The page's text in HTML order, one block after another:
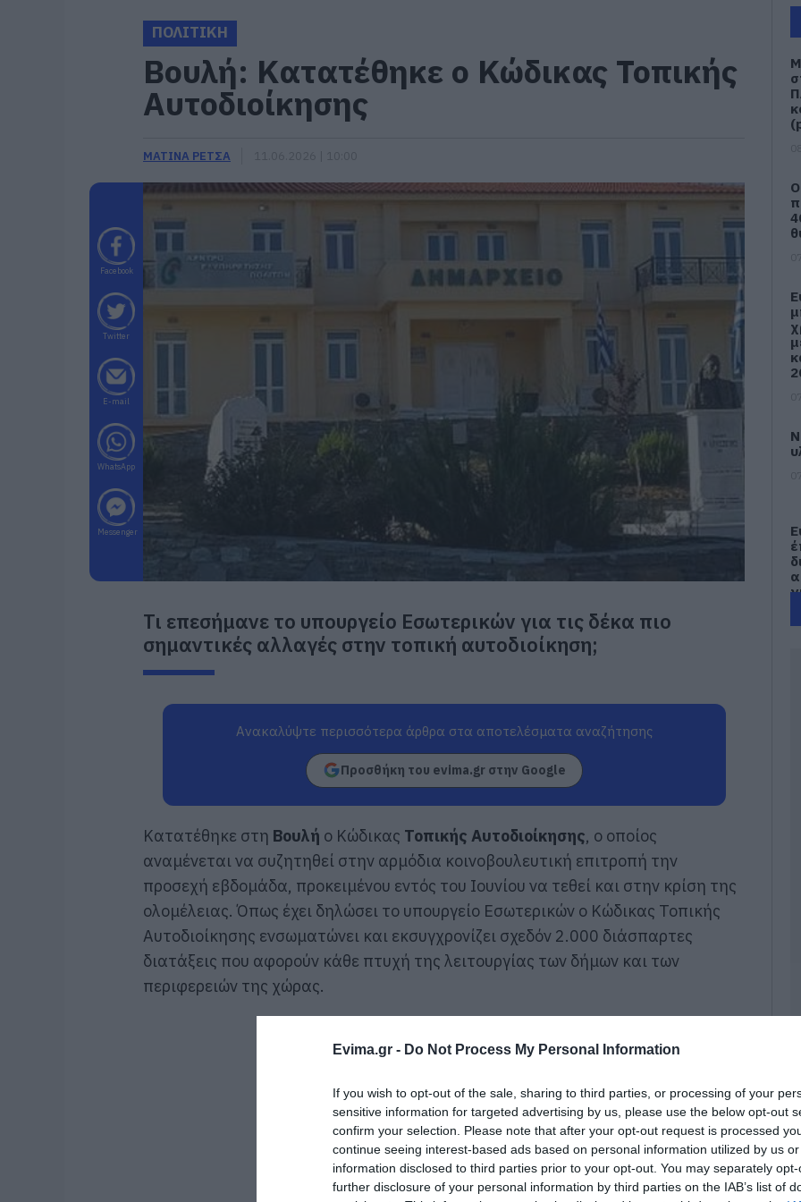
Evima.gr - Do Not Process My Personal Information
If you wish to opt-out of the sale, sharing to third parties, or processing of your
sensitive information for targeted advertising by us, please use the below opt-out
confirm your selection. Please note that after your opt-out request is processed
continue seeing interest-based ads based on personal information utilized by us
information disclosed to third parties prior to your opt-out. You may separately
further disclosure of your personal information by third parties on the IAB’s list of
ΠΟΛΙΤΙΚΗ
Βουλή: Kατατέθηκε ο Κώδικας Τοπικής
Αυτοδιοίκησης
ΜΑΤΙΝΑ ΡΕΤΣΑ
Facebook
Twitter
E-mail
WhatsApp
Messenger
Τι επεσήμανε το υπουργείο Εσωτερικών για τις δέκα πιο
σημαντικές αλλαγές στην τοπική αυτοδιοίκηση;
Ανακαλύψτε περισσότερα άρθρα στα αποτελέσματα αναζήτησης
Προσθήκη του evima.gr στην Google
Κατατέθηκε στη Βουλή ο Κώδικας Τοπικής Αυτοδιοίκησης, ο οποίος
αναμένεται να συζητηθεί στην αρμόδια κοινοβουλευτική επιτροπή την
προσεχή εβδομάδα, προκειμένου εντός του Ιουνίου να τεθεί και στην κρίση της
ολομέλειας. Όπως έχει δηλώσει το υπουργείο Εσωτερικών ο Κώδικας Τοπικής
Αυτοδιοίκησης ενσωματώνει και εκσυγχρονίζει σχεδόν 2.000 διάσπαρτες
διατάξεις που αφορούν κάθε πτυχή της λειτουργίας των δήμων και των
περιφερειών της χώρας.